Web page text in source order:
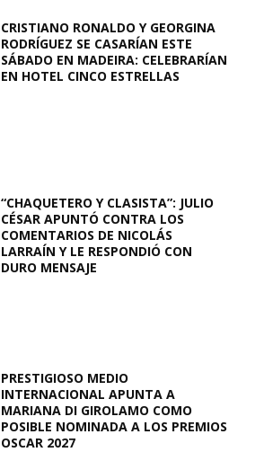
CRISTIANO RONALDO Y GEORGINA
RODRÍGUEZ SE CASARÍAN ESTE
SÁBADO EN MADEIRA: CELEBRARÍAN
EN HOTEL CINCO ESTRELLAS
“CHAQUETERO Y CLASISTA”: JULIO
CÉSAR APUNTÓ CONTRA LOS
COMENTARIOS DE NICOLÁS
LARRAÍN Y LE RESPONDIÓ CON
DURO MENSAJE
PRESTIGIOSO MEDIO
INTERNACIONAL APUNTA A
MARIANA DI GIROLAMO COMO
POSIBLE NOMINADA A LOS PREMIOS
OSCAR 2027